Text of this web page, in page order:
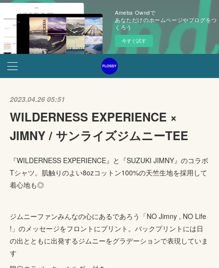
Ameba Owndで
あなただけのホームページやブログをつ
くろう
今すぐ試す
2023.04.26 05:51
WILDERNESS EXPERIENCE ×
JIMNY / サンライズジムニーTEE
『WILDERNESS EXPERIENCE』と『SUZUKI JIMNY』のコラボ
Tシャツ。肌触りのよい8ozコットン100%の天竺生地を採用して
着心地も◎
ジムニーファンみんなの心にあるであろう「NO Jimny , NO Life
!」のメッセージをフロントにプリント。バックプリントには日
の出とともに出発するジムニーをグラデーションで表現していま
す